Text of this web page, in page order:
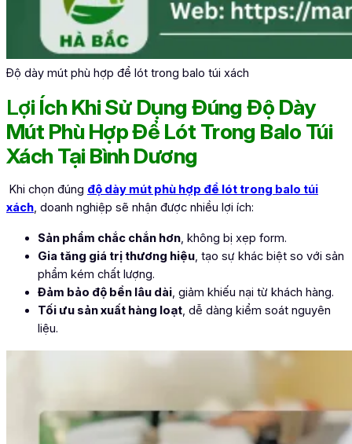
Độ dày mút phù hợp để lót trong balo túi xách
Lợi Ích Khi Sử Dụng Đúng Độ Dày
Mút Phù Hợp Để Lót Trong Balo Túi
Xách Tại Bình Dương
Khi chọn đúng độ dày mút phù hợp để lót trong balo túi
xách, doanh nghiệp sẽ nhận được nhiều lợi ích:
Sản phẩm chắc chắn hơn, không bị xẹp form.
Gia tăng giá trị thương hiệu, tạo sự khác biệt so với sản
phẩm kém chất lượng.
Đảm bảo độ bền lâu dài, giảm khiếu nại từ khách hàng.
Tối ưu sản xuất hàng loạt, dễ dàng kiểm soát nguyên
liệu.